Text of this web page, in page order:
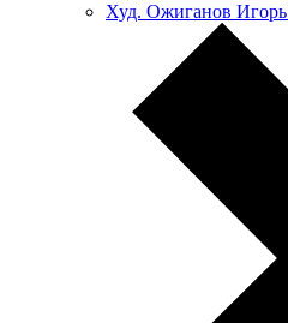
Худ. Ожиганов Игорь